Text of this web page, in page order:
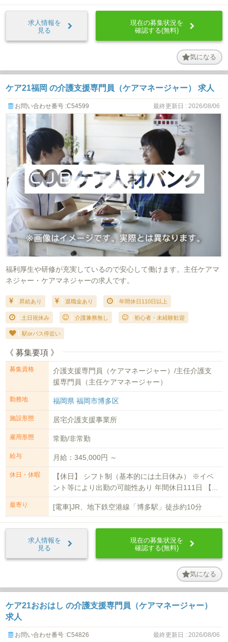
求人情報を
見る
現在の募集状況を
確認する(無料)
気になる
ケア21福岡 の介護支援専門員（ケアマネージャー） 求人
お問い合わせ番号 :C54599 最終更新日 : 2026/08/06
福利厚生や研修が充実しているので安心して働けます。主任ケアマ
ネジャー・ケアマネジャーの求人です。
昇給あり 退職金あり 年間休日110日以上
土日祝休み 介護兼務無し 初心者・未経験歓迎
駅orバス停近い
《 募集要項 》
募集資格
介護支援専門員（ケアマネージャー）/主任介護支
援専門員（主任ケアマネージャー）
勤務地 福岡県 福岡市博多区
施設形態 居宅介護支援事業所
雇用形態 常勤/非常勤
給与 月給：345,000円 ～
休日・休暇
【休日】 シフト制（基本的には土日休み） ※イベ
ント等により出勤の可能性あり 年間休日111日 【...
最寄り [電車]JR、地下鉄空港線「博多駅」徒歩約10分
求人情報を
見る
現在の募集状況を
確認する(無料)
気になる
ケア21おおはし の介護支援専門員（ケアマネージャー）
求人
お問い合わせ番号 :C54826 最終更新日 : 2026/08/06